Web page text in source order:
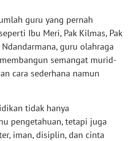
guru yang pernah
Ibu Meri, Pak Kilmas, Pak
guru olahraga
semangat murid-
cara sederhana namun
tidak hanya
pengetahuan, tetapi juga
iman, disiplin, dan cinta